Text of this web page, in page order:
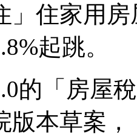
」住家用
起跳。
的「房屋
版本草案